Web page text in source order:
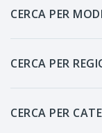
CERCA PER
CERCA PER
CERCA PER